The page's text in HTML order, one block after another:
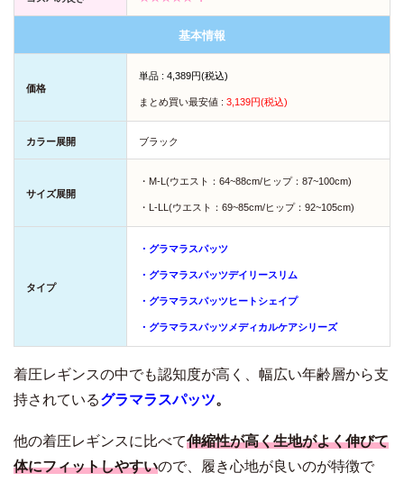
基本情報
価格
単品 : 4,389円(税込)
まとめ買い最安値 : 3,139円(税込)
カラー展開 ブラック
サイズ展開
・M-L(ウエスト：64~88cm/ヒップ：87~100cm)
・L-LL(ウエスト：69~85cm/ヒップ：92~105cm)
タイプ
・グラマラスパッツ
・グラマラスパッツデイリースリム
・グラマラスパッツヒートシェイプ
・グラマラスパッツメディカルケアシリーズ
着圧レギンスの中でも認知度が高く、幅広い年齢層から支
持されているグラマラスパッツ。
他の着圧レギンスに比べて伸縮性が高く生地がよく伸びて
体にフィットしやすいので、履き心地が良いのが特徴で